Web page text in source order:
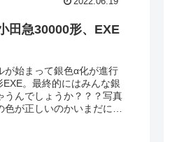
田急30000形、EXE
が始まって銀色α化が進行
。最終的にはみんな銀
うんでしょうか？？？写真
色が正しいのかいまだによ